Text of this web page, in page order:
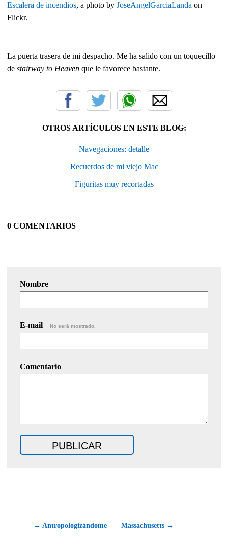
Escalera de incendios, a photo by JoseAngelGarciaLanda on
Flickr.
La puerta trasera de mi despacho. Me ha salido con un toquecillo
de stairway to Heaven que le favorece bastante.
OTROS ARTÍCULOS EN ESTE BLOG:
Navegaciones: detalle
Recuerdos de mi viejo Mac
Figuritas muy recortadas
0 COMENTARIOS
Nombre
E-mail No será mostrado.
Comentario
← Antropologizándome Massachusetts →